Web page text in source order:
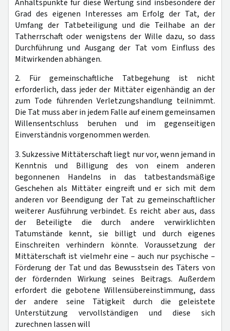
Anhaltspunkte für diese Wertung sind insbesondere der
Grad des eigenen Interesses am Erfolg der Tat, der
Umfang der Tatbeteiligung und die Teilhabe an der
Tatherrschaft oder wenigstens der Wille dazu, so dass
Durchführung und Ausgang der Tat vom Einfluss des
Mitwirkenden abhängen.
2. Für gemeinschaftliche Tatbegehung ist nicht
erforderlich, dass jeder der Mittäter eigenhändig an der
zum Tode führenden Verletzungshandlung teilnimmt.
Die Tat muss aber in jedem Falle auf einem gemeinsamen
Willensentschluss beruhen und im gegenseitigen
Einverständnis vorgenommen werden.
3. Sukzessive Mittäterschaft liegt nur vor, wenn jemand in
Kenntnis und Billigung des von einem anderen
begonnenen Handelns in das tatbestandsmäßige
Geschehen als Mittäter eingreift und er sich mit dem
anderen vor Beendigung der Tat zu gemeinschaftlicher
weiterer Ausführung verbindet. Es reicht aber aus, dass
der Beteiligte die durch andere verwirklichten
Tatumstände kennt, sie billigt und durch eigenes
Einschreiten verhindern könnte. Voraussetzung der
Mittäterschaft ist vielmehr eine – auch nur psychische –
Förderung der Tat und das Bewusstsein des Täters von
der fördernden Wirkung seines Beitrags. Außerdem
erfordert die gebotene Willensübereinstimmung, dass
der andere seine Tätigkeit durch die geleistete
Unterstützung vervollständigen und diese sich
zurechnen lassen will